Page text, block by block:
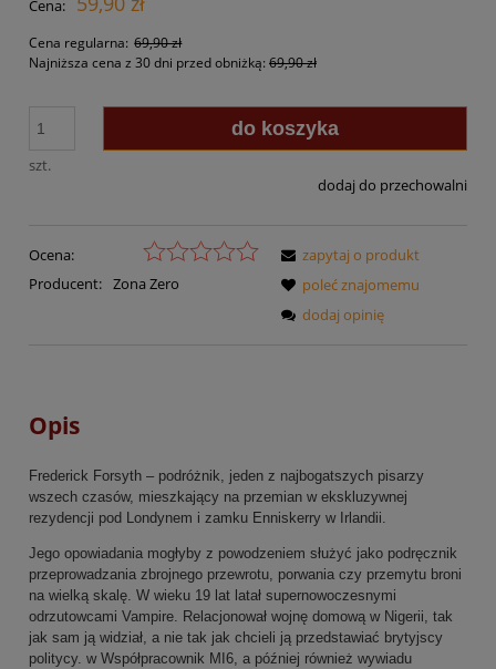
Cena:
Cena regularna: 69,90 zł
Najniższa cena z 30 dni przed obniżką: 69,90 zł
szt.
do koszyka
dodaj do przechowalni
Ocena:
Producent: Zona Zero
zapytaj o produkt
poleć znajomemu
dodaj opinię
Opis
Frederick Forsyth – podróżnik, jeden z najbogatszych pisarzy
wszech czasów, mieszkający na przemian w ekskluzywnej
rezydencji pod Londynem i zamku Enniskerry w Irlandii.
Jego opowiadania mogłyby z powodzeniem służyć jako podręcznik
przeprowadzania zbrojnego przewrotu, porwania czy przemytu broni
na wielką skalę. W wieku 19 lat latał supernowoczesnymi
odrzutowcami Vampire. Relacjonował wojnę domową w Nigerii, tak
jak sam ją widział, a nie tak jak chcieli ją przedstawiać brytyjscy
politycy. w Współpracownik MI6, a później również wywiadu